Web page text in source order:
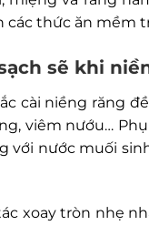
các thức ăn mềm
sẽ khi
cài niềng răng
viêm nướu…
với nước muối
xoay tròn nhẹ